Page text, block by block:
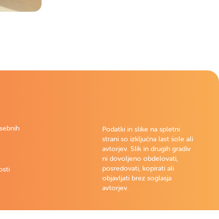
Podatki in slike na spletni
strani so izključna last šole ali
avtorjev. Slik in drugih gradiv
ni dovoljeno obdelovati,
posredovati, kopirati ali
objavljati brez soglasja
avtorjev.